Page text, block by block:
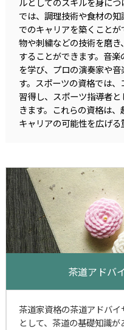
では、調理技術や食材の
でのキャリアを築くこと
物や刺繍などの技術を磨
することができます。音
を学び、プロの演奏家や
す。スポーツの資格では
習得し、スポーツ指導者
きます。これらの資格は
キャリアの可能性を広げる
茶道アドバ
茶道家資格の茶道アドバ
として、茶道の基礎知識が